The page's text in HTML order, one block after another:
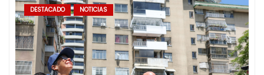
DESTACADO NOTICIAS